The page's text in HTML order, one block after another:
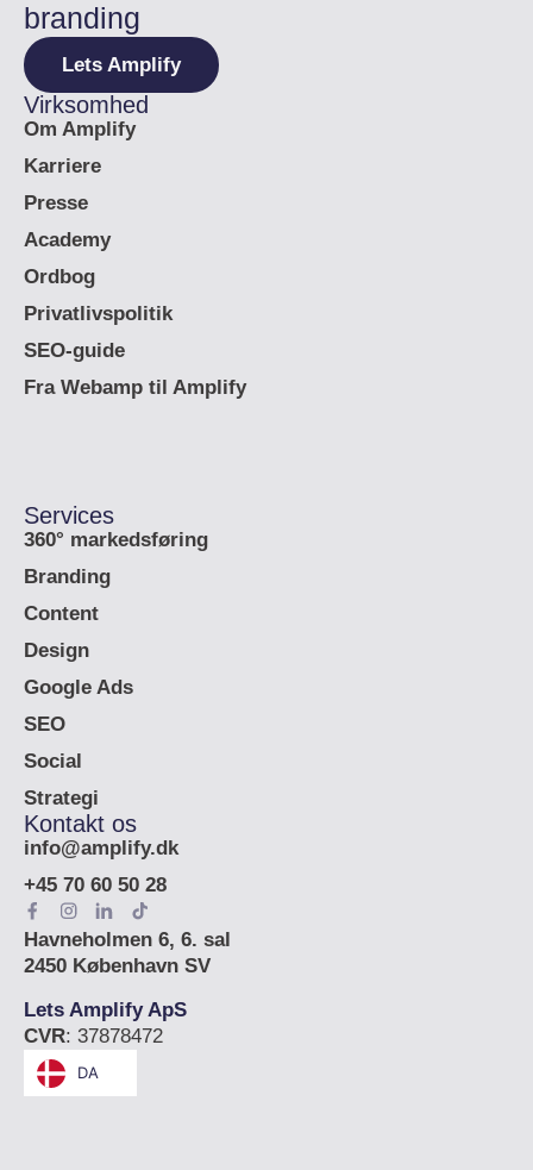
branding
Lets Amplify
Virksomhed
Om Amplify
Karriere
Presse
Academy
Ordbog
Privatlivspolitik
SEO-guide
Fra Webamp til Amplify
Services
360° markedsføring
Branding
Content
Design
Google Ads
SEO
Social
Strategi
Kontakt os
info@amplify.dk
+45 70 60 50 28
Havneholmen 6, 6. sal
2450 København SV
Lets Amplify ApS
CVR: 37878472
DA